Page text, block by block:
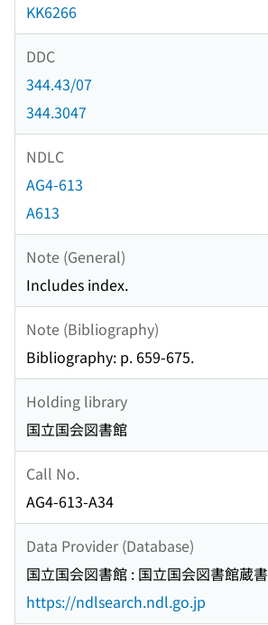
KK6266
DDC
344.43/07
344.3047
NDLC
AG4-613
A613
Note (General)
Includes index.
Note (Bibliography)
Bibliography: p. 659-675.
Holding library
国立国会図書館
Call No.
AG4-613-A34
Data Provider (Database)
国立国会図書館 : 国立国会図書館蔵書
https://ndlsearch.ndl.go.jp